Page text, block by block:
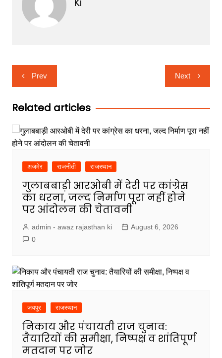
Post
navigation
Prev Next
Related articles
अजमेर राजनीती राजस्थान
गुलाबबाड़ी आरओबी में देरी पर कांग्रेस
का धरना, जल्द निर्माण पूरा नहीं होने
पर आंदोलन की चेतावनी
admin - awaz rajasthan ki
August 6, 2026
0
जयपुर राजस्थान
निकाय और पंचायती राज चुनाव:
तैयारियों की समीक्षा, निष्पक्ष व शांतिपूर्ण
मतदान पर जोर